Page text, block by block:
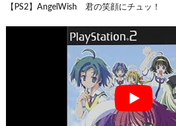
【PS2】AngelWish 君の笑顔にチュッ！